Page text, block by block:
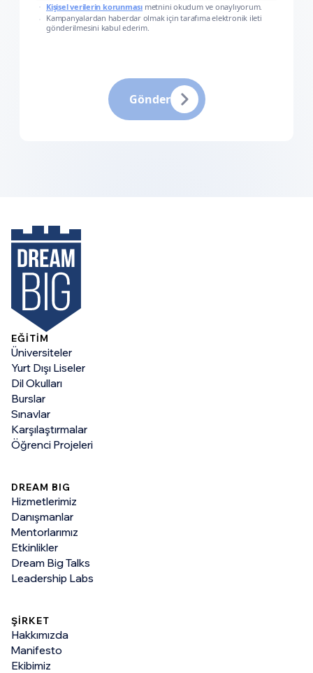
Kişisel verilerin korunması metnini okudum ve onaylıyorum.
Kampanyalardan haberdar olmak için tarafıma elektronik ileti
gönderilmesini kabul ederim.
Gönder
EĞİTİM
Üniversiteler
Yurt Dışı Liseler
Dil Okulları
Burslar
Sınavlar
Karşılaştırmalar
Öğrenci Projeleri
DREAM BIG
Hizmetlerimiz
Danışmanlar
Mentorlarımız
Etkinlikler
Dream Big Talks
Leadership Labs
ŞİRKET
Hakkımızda
Manifesto
Ekibimiz